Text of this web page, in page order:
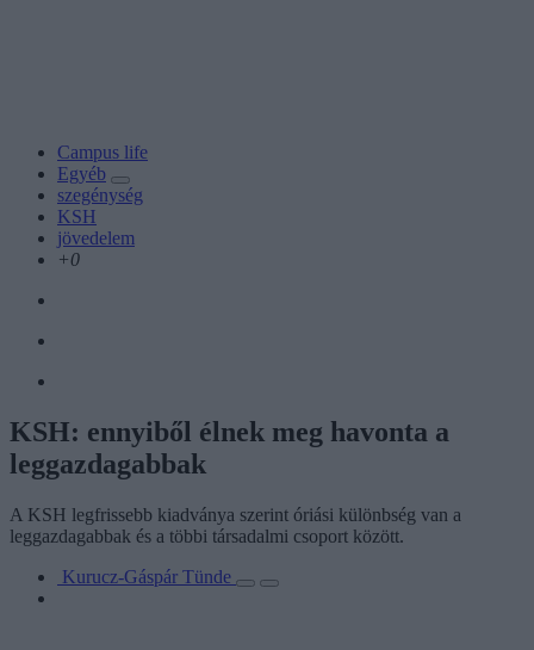
Campus life
Egyéb
szegénység
KSH
jövedelem
+0
KSH: ennyiből élnek meg havonta a
leggazdagabbak
A KSH legfrissebb kiadványa szerint óriási különbség van a
leggazdagabbak és a többi társadalmi csoport között.
Kurucz-Gáspár Tünde